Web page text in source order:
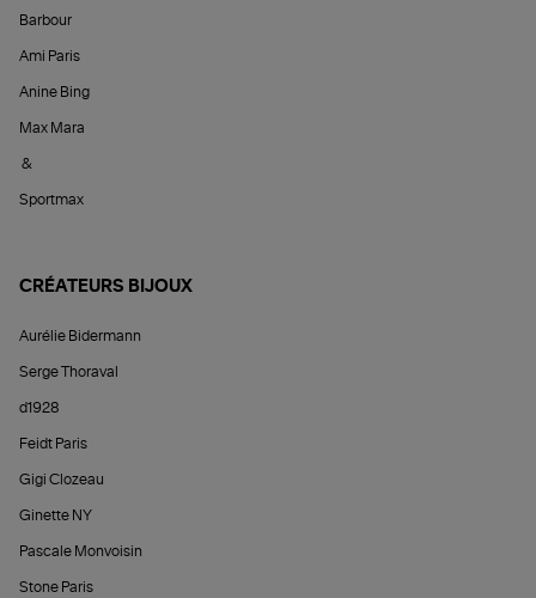
Barbour
Ami Paris
Anine Bing
Max Mara
&
Sportmax
CRÉATEURS BIJOUX
Aurélie Bidermann
Serge Thoraval
d1928
Feidt Paris
Gigi Clozeau
Ginette NY
Pascale Monvoisin
Stone Paris